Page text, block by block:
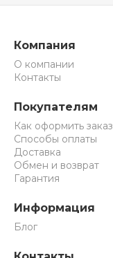
Компания
О компании
Контакты
Покупателям
Как оформить заказ
Способы оплаты
Доставка
Обмен и возврат
Гарантия
Информация
Блог